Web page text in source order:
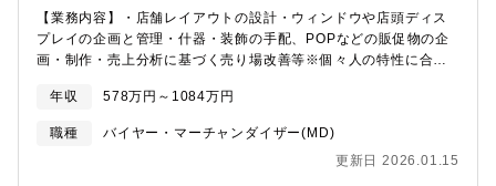
マーチャンダイジングチームへの配属となります。現在、マネジ
ャー1名(兼務)、アシスタントマネジャー1名(兼務)、正社員メンバ
ー6名で構成されています。【本ポジションの魅力】同社オフィス
は、毎日働く人たちの「食」を支えるBtoBtoEのプロダクトで
ではなく、商品・原価・ベンダー関係・顧客体験を一気通貫で設
計できる、MD領域のプロフェッショナルです。物流・機材・品質
【業務内容】・店舗レイアウトの設計・ウィンドウや店頭ディス
プレイの企画と管理・什器・装飾の手配、POPなどの販促物の企
画・制作・売上分析に基づく売り場改善等※個々人の特性に合わ
に秀でた能力を持っている集団をつくり、個人個人の能力に合わ
せた業務展開を考えております。様々な職種の実務経験をお持ち
の方が才能を存分に発揮できる環境です。そして今回は店舗にお
ける商品の陳列やディスプレイ、店内レイアウトなどを考えられ
年収 578万円～1084万円
職種
バイヤー・マーチャンダイザー(MD)
更新日 2026.01.15